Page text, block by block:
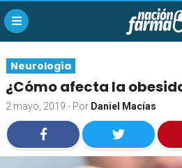
Neurología
¿Cómo afecta la
2 mayo, 2019 - Por Daniel Macías